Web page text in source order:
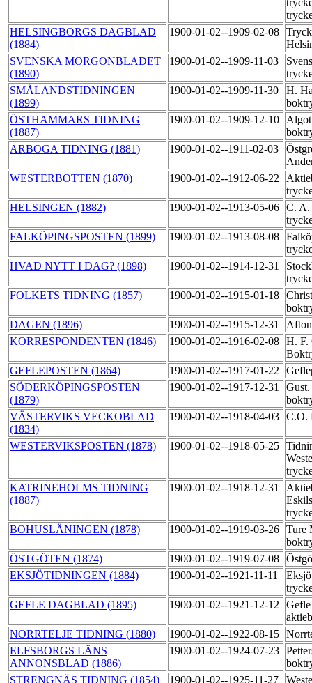
HELSINGBORGS DAGBLAD
(1884)
1900-01-02--1909-02-08
SVENSKA MORGONBLADET
(1890)
1900-01-02--1909-11-03
SMÅLANDSTIDNINGEN
(1899)
1900-01-02--1909-11-30
H.
ÖSTHAMMARS TIDNING
(1887)
1900-01-02--1909-12-10
ARBOGA TIDNING (1881)
1900-01-02--1911-02-03
WESTERBOTTEN (1870)
1900-01-02--1912-06-22
HELSINGEN (1882)
1900-01-02--1913-05-06 C. A.
FALKÖPINGSPOSTEN (1899)
1900-01-02--1913-08-08
HVAD NYTT I DAG? (1898)
1900-01-02--1914-12-31
FOLKETS TIDNING (1857)
1900-01-02--1915-01-18
DAGEN (1896)
1900-01-02--1915-12-31
KORRESPONDENTEN (1846)
1900-01-02--1916-02-08 H. F.
GEFLEPOSTEN (1864)
1900-01-02--1917-01-22
SÖDERKÖPINGSPOSTEN
(1879)
1900-01-02--1917-12-31
VÄSTERVIKS VECKOBLAD
(1834)
1900-01-02--1918-04-03 C.O.
WESTERVIKSPOSTEN (1878) 1900-01-02--1918-05-25
KATRINEHOLMS TIDNING
(1887)
1900-01-02--1918-12-31
BOHUSLÄNINGEN (1878)
1900-01-02--1919-03-26 Ture
ÖSTGÖTEN (1874)
1900-01-02--1919-07-08
EKSJÖTIDNINGEN (1884)
1900-01-02--1921-11-11
GEFLE DAGBLAD (1895)
1900-01-02--1921-12-12
NORRTELJE TIDNING (1880)
1900-01-02--1922-08-15
ELFSBORGS LÄNS
ANNONSBLAD (1886)
1900-01-02--1924-07-23
STRENGNÄS TIDNING (1854)
1900-01-02--1925-11-27